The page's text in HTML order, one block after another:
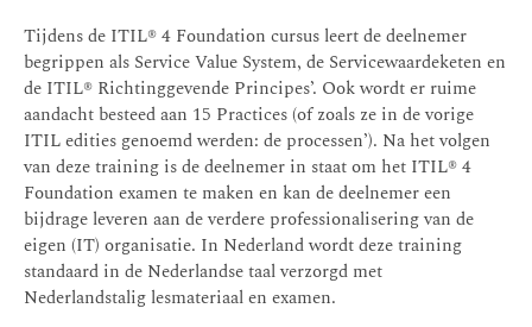
Tijdens de ITIL® 4 Foundation cursus leert de deelnemer
begrippen als Service Value System, de Servicewaardeketen en
de ITIL® Richtinggevende Principes’. Ook wordt er ruime
aandacht besteed aan 15 Practices (of zoals ze in de vorige
ITIL edities genoemd werden: de processen’). Na het volgen
van deze training is de deelnemer in staat om het ITIL® 4
Foundation examen te maken en kan de deelnemer een
bijdrage leveren aan de verdere professionalisering van de
eigen (IT) organisatie. In Nederland wordt deze training
standaard in de Nederlandse taal verzorgd met
Nederlandstalig lesmateriaal en examen.